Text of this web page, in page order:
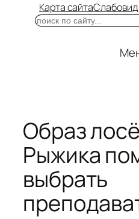
Карта сайта
Поиск
Образ
Рыжика
выбрать